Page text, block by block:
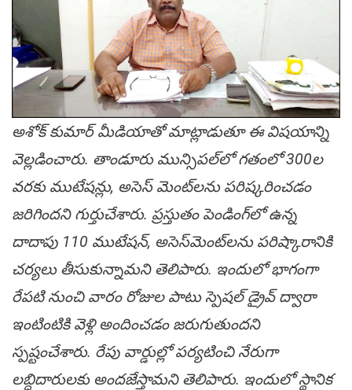
అశోక్ కుమార్ మీడియాతో మాట్లాడుతూ ఈ విషయాన్ని
వెల్ల‌డించారు. తాండూరు మున్సిప‌ల్‌లో గ‌తంలో 300ల
వ‌ర‌కు ముటేష‌న్లు, అసెస్ మెంట్‌ల‌ను ప‌రిష్క‌రించ‌డం
జ‌రిగింద‌ని గుర్తుచేశారు. ప్ర‌స్తుతం పెండింగ్‌లో ఉన్న
దాదాపు 110 ముటేష‌న్, అసెస్‌మెంట్‌ల‌ను ప‌రిష్కారానికి
చ‌ర్య‌లు తీసుకున్నామ‌ని తెలిపారు. ఇందులో భాగంగా
రేప‌టి నుంచి వారం రోజుల పాటు స్పెష‌ల్ డ్రైవ్ ద్వారా
ఇంటింటికి వెళ్లి అందించ‌డం జ‌రుగుతుంద‌ని
స్ప‌ష్టంచేశారు. రేపు వార్డుల్లో ప‌ర్య‌టించి నేరుగా
ల‌బ్దిదారుల‌కు అంద‌జేస్తామ‌ని తెలిపారు. ఇందులో స్థానిక